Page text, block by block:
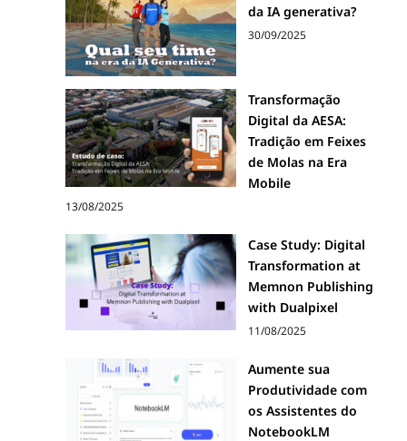
da IA generativa?
30/09/2025
Transformação
Digital da AESA:
Tradição em Feixes
de Molas na Era
Mobile
13/08/2025
Case Study: Digital
Transformation at
Memnon Publishing
with Dualpixel
11/08/2025
Aumente sua
Produtividade com
os Assistentes do
NotebookLM